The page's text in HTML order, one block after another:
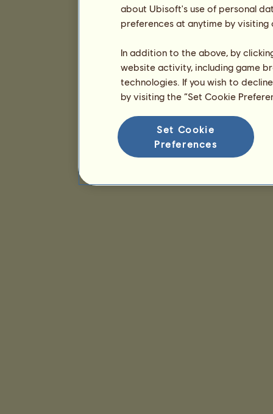
about Ubisoft's use of personal
preferences at anytime by
In addition to the above, by
website activity, including game
technologies. If you wish to
by visiting the “Set Cookie
Set Cookie
Preferences